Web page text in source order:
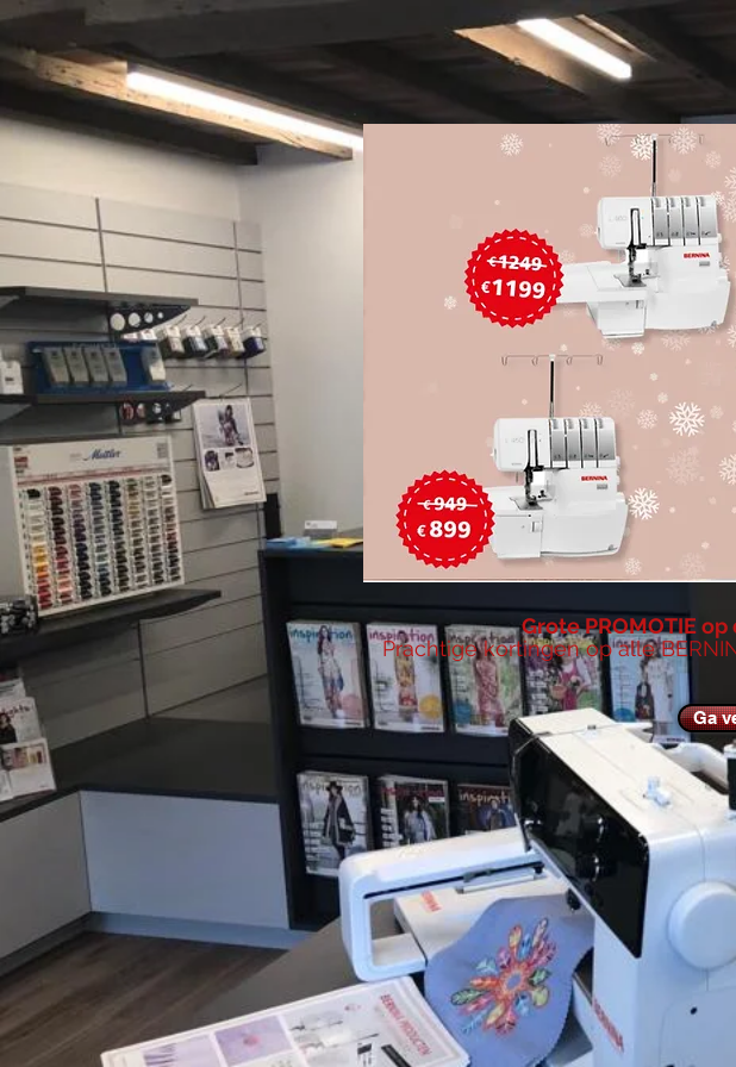
Grote PROMOTIE
Prachtige kortingen op alle
Ga